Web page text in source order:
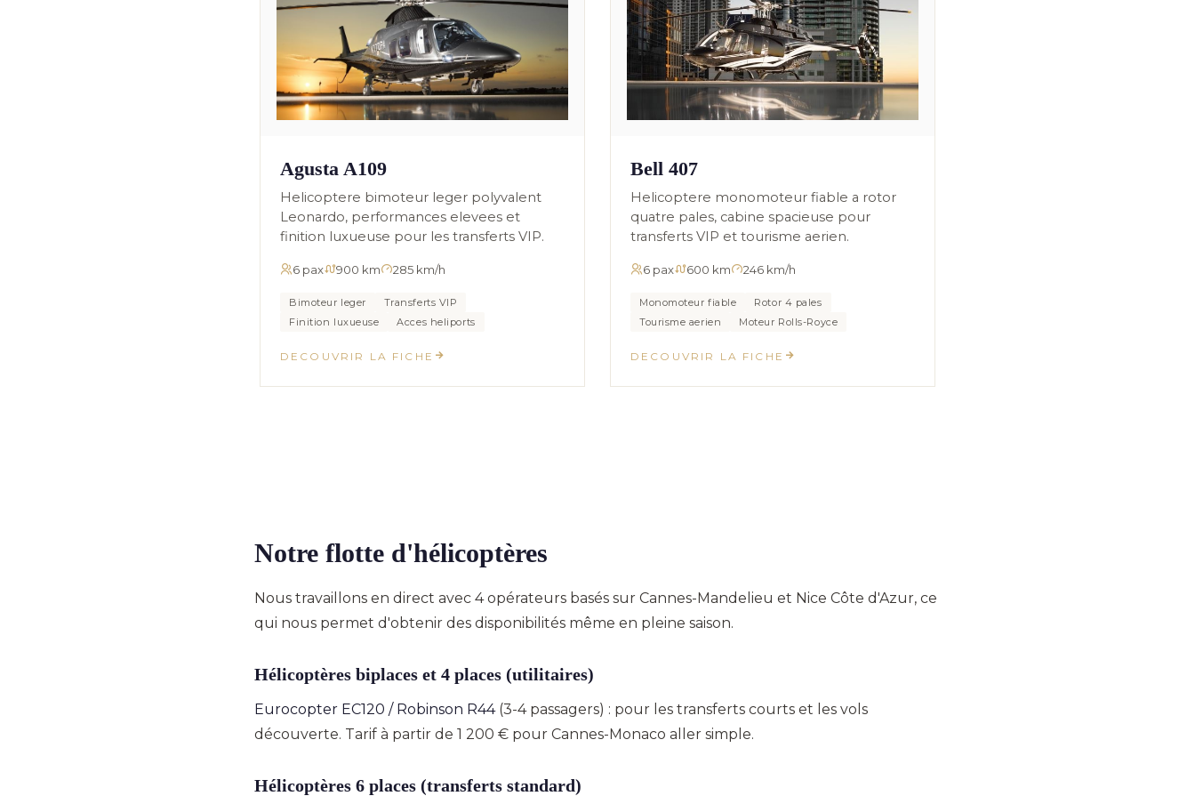
Agusta A109
Helicoptere bimoteur leger polyvalent
Leonardo, performances elevees et
finition luxueuse pour les transferts VIP.
6 pax 900 km 285 km/h
Bimoteur leger
Transferts VIP
Finition luxueuse
Acces heliports
DECOUVRIR LA FICHE
Bell 407
Helicoptere monomoteur fiable a rotor
quatre pales, cabine spacieuse pour
transferts VIP et tourisme aerien.
6 pax 600 km 246 km/h
Monomoteur fiable
Rotor 4 pales
Tourisme aerien
Moteur Rolls-Royce
DECOUVRIR LA FICHE
Notre flotte d'hélicoptères
Nous travaillons en direct avec 4 opérateurs basés sur Cannes-Mandelieu et Nice Côte d'Azur, ce
qui nous permet d'obtenir des disponibilités même en pleine saison.
Hélicoptères biplaces et 4 places (utilitaires)
Eurocopter EC120 / Robinson R44(3-4 passagers) : pour les transferts courts et les vols
découverte. Tarif à partir de 1 200 € pour Cannes-Monaco aller simple.
Hélicoptères 6 places (transferts standard)